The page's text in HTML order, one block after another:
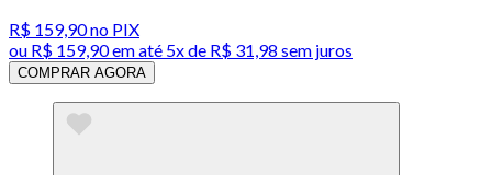
R$ 159,90no PIX
ou R$ 159,90em até 5x de R$ 31,98 sem juros
COMPRAR AGORA